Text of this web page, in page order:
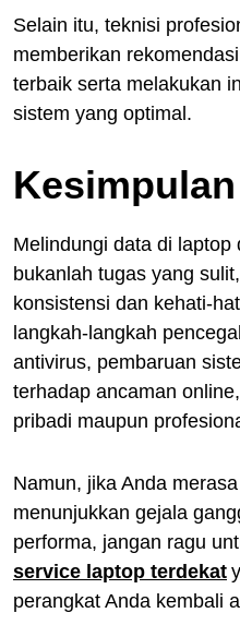
Selain itu, teknisi
memberikan
terbaik serta melakukan
sistem yang optimal.
Kesimpulan
Melindungi data di laptop
bukanlah tugas yang
konsistensi dan kehati-
langkah-langkah
antivirus, pembaruan
terhadap ancaman
pribadi maupun
Namun, jika Anda
menunjukkan gejala
performa, jangan ragu
service laptop terdekat
perangkat Anda kembali